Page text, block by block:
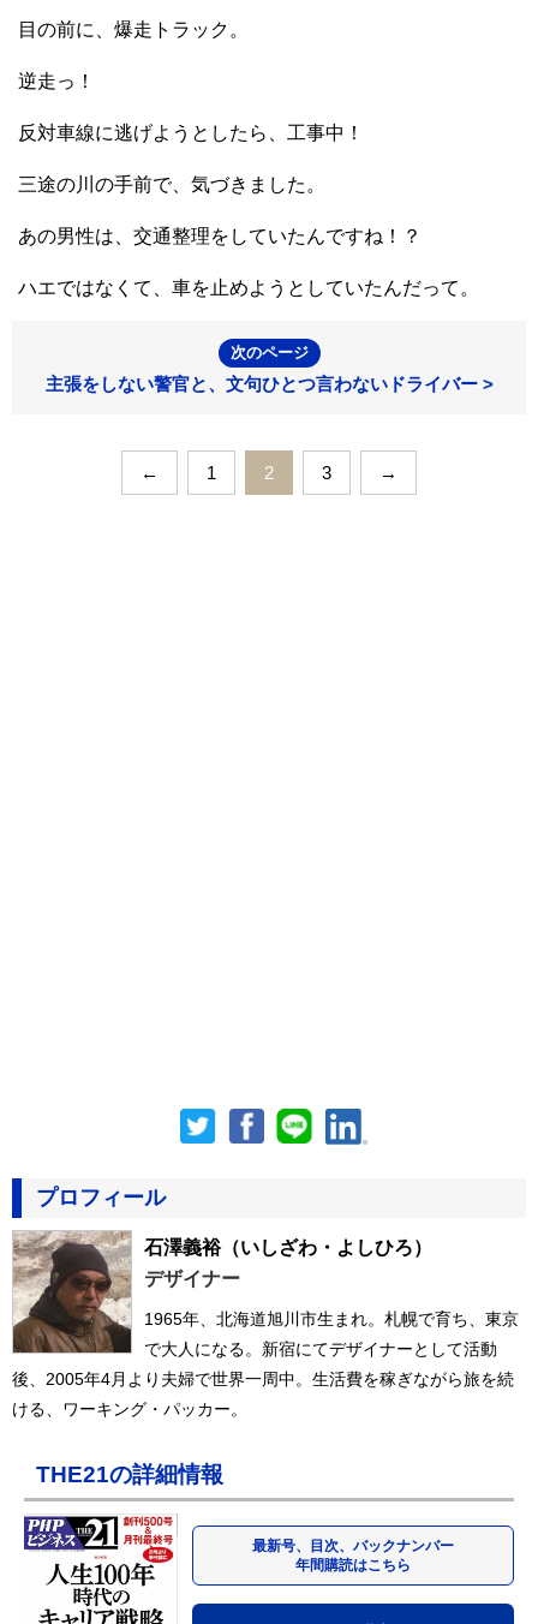
目の前に、爆走トラック。
逆走っ！
反対車線に逃げようとしたら、工事中！
三途の川の手前で、気づきました。
あの男性は、交通整理をしていたんですね！？
ハエではなくて、車を止めようとしていたんだって。
次のページ
主張をしない警官と、文句ひとつ言わないドライバー >
← 1 2 3 →
プロフィール
石澤義裕（いしざわ・よしひろ）
デザイナー
1965年、北海道旭川市生まれ。札幌で育ち、東京
で大人になる。新宿にてデザイナーとして活動
後、2005年4月より夫婦で世界一周中。生活費を稼ぎながら旅を続
ける、ワーキング・パッカー。
THE21の詳細情報
最新号、目次、バックナンバー
年間購読はこちら